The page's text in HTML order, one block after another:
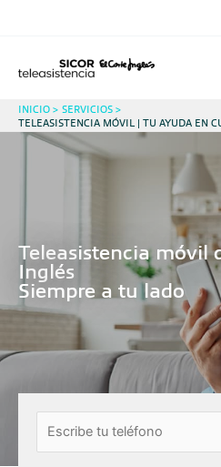
INICIO
SERVICIOS
TELEASISTENCIA MÓVIL | TU AYUDA EN
Teleasistencia móvil
Inglés
Siempre a tu lado